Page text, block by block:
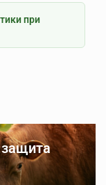
при